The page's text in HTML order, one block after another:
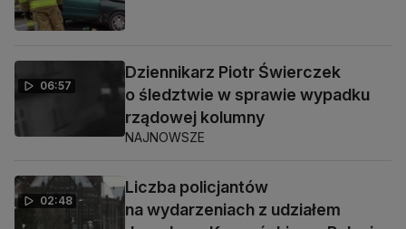
06:57
Dziennikarz Piotr Świerczek
o śledztwie w sprawie wypadku
rządowej kolumny
NAJNOWSZE
02:48
Liczba policjantów
na wydarzeniach z udziałem